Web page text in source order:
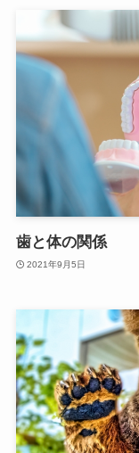
歯と体の関係
2021年9月5日